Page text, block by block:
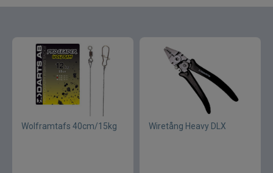
AH Baits
Ahrex
Armada
Baltic
Wolframtafs 40cm/15kg Wiretång Heavy DLX